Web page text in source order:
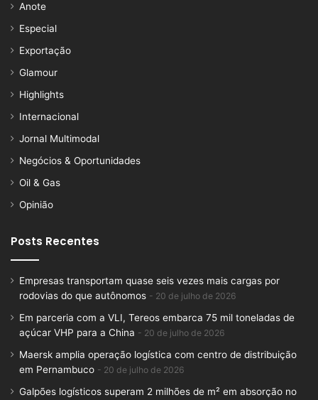
Anote
Especial
Exportação
Glamour
Highlights
Internacional
Jornal Multimodal
Negócios & Oportunidades
Oil & Gas
Opinião
Posts Recentes
Empresas transportam quase seis vezes mais cargas por
rodovias do que autônomos
20 de julho de 2026
Em parceria com a VLI, Tereos embarca 75 mil toneladas de
açúcar VHP para a China
20 de julho de 2026
Maersk amplia operação logística com centro de distribuição
em Pernambuco
20 de julho de 2026
Galpões logísticos superam 2 milhões de m² em absorção no